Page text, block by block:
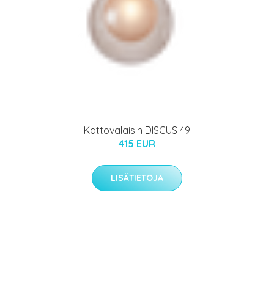
Kattovalaisin DISCUS 49
415 EUR
LISÄTIETOJA